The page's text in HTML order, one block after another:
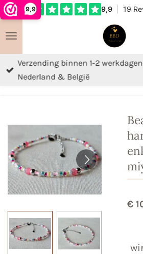
9,9
Ga
naar
de
hoofdinhoud
Verzending binnen 1-2
Nederland & België
€